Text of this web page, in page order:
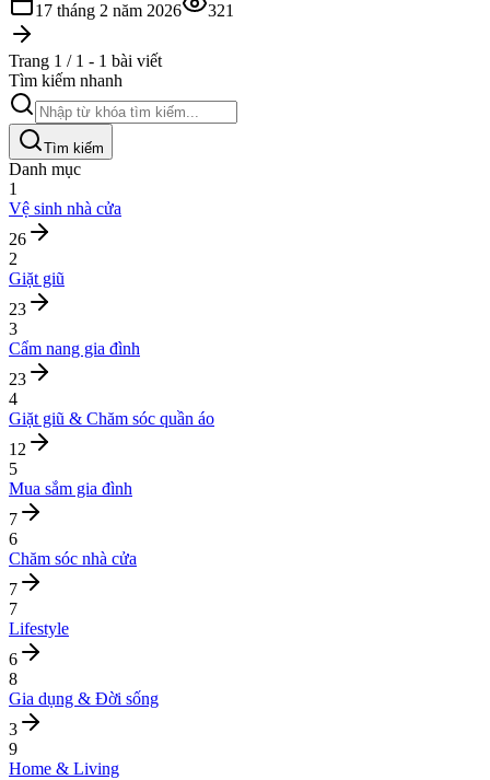
17 tháng 2 năm 2026 321
Trang 1 / 1 - 1 bài viết
Tìm kiếm nhanh
Tìm kiếm
Danh mục
1
Vệ sinh nhà cửa
26
2
Giặt giũ
23
3
Cẩm nang gia đình
23
4
Giặt giũ & Chăm sóc quần áo
12
5
Mua sắm gia đình
7
6
Chăm sóc nhà cửa
7
7
Lifestyle
6
8
Gia dụng & Đời sống
3
9
Home & Living